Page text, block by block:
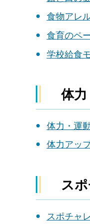
食物アレ
食育のペ
学校給食
体
体力・運
体力アッ
ス
スポチャ